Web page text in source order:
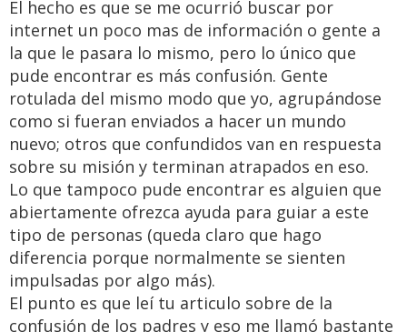
El hecho es que se me ocurrió buscar por
internet un poco mas de información o gente a
la que le pasara lo mismo, pero lo único que
pude encontrar es más confusión. Gente
rotulada del mismo modo que yo, agrupándose
como si fueran enviados a hacer un mundo
nuevo; otros que confundidos van en respuesta
sobre su misión y terminan atrapados en eso.
Lo que tampoco pude encontrar es alguien que
abiertamente ofrezca ayuda para guiar a este
tipo de personas (queda claro que hago
diferencia porque normalmente se sienten
impulsadas por algo más).
El punto es que leí tu articulo sobre de la
confusión de los padres y eso me llamó bastante